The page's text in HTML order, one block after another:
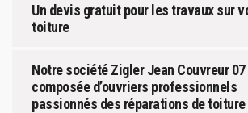
Un devis gratuit pour les travaux sur
toiture
Notre société Zigler Jean Couvreur
composée d’ouvriers professionnels
passionnés des réparations de toiture